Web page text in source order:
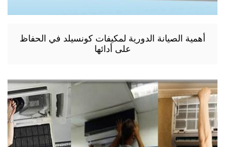
أهمية الصيانة الدورية لمكيفات كونسيلد في الحفاظ
على أدائها